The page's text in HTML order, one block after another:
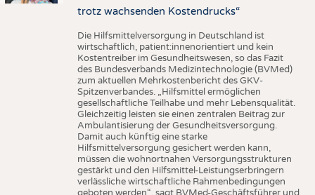
trotz wachsenden Kostendrucks“
Die Hilfsmittelversorgung in Deutschland ist
wirtschaftlich, patient:innenorientiert und kein
Kostentreiber im Gesundheitswesen, so das Fazit
des Bundesverbands Medizintechnologie (BVMed)
zum aktuellen Mehrkostenbericht des GKV-
Spitzenverbandes. „Hilfsmittel ermöglichen
gesellschaftliche Teilhabe und mehr Lebensqualität.
Gleichzeitig leisten sie einen zentralen Beitrag zur
Ambulantisierung der Gesundheitsversorgung.
Damit auch künftig eine starke
Hilfsmittelversorgung gesichert werden kann,
müssen die wohnortnahen Versorgungsstrukturen
gestärkt und den Hilfsmittel-Leistungserbringern
verlässliche wirtschaftliche Rahmenbedingungen
geboten werden“, sagt BVMed-Geschäftsführer und